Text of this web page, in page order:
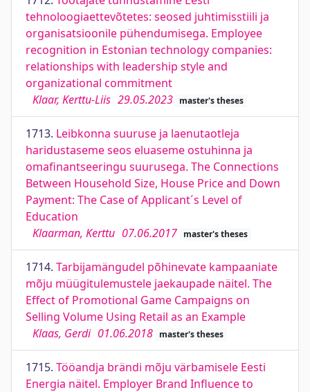
tehnoloogiaettevõtetes: seosed juhtimisstiili ja
organisatsioonile pühendumisega. Employee
recognition in Estonian technology companies:
relationships with leadership style and
organizational commitment
Klaar, Kerttu-Liis 29.05.2023 master's theses
1713. Leibkonna suuruse ja laenutaotleja
haridustaseme seos eluaseme ostuhinna ja
omafinantseeringu suurusega. The Connections
Between Household Size, House Price and Down
Payment: The Case of Applicant´s Level of
Education
Klaarman, Kerttu 07.06.2017 master's theses
1714. Tarbijamängudel põhinevate kampaaniate
mõju müügitulemustele jaekaupade näitel. The
Effect of Promotional Game Campaigns on
Selling Volume Using Retail as an Example
Klaas, Gerdi 01.06.2018 master's theses
1715. Tööandja brändi mõju värbamisele Eesti
Energia näitel. Employer Brand Influence to